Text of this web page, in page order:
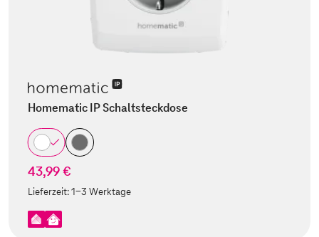
Homematic IP Schaltsteckdose
43,99 €
Lieferzeit:1-3 Werktage